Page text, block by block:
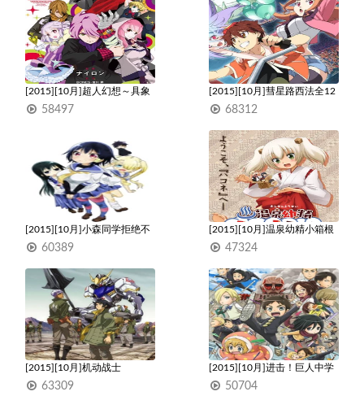
[2015][10月]超人幻想～具象
革命～全24集
58497
[2015][10月]彗星路西法全12
集
68312
[2015][10月]小森同学拒绝不
了！全12集
60389
[2015][10月]温泉幼精小箱根
全13集47324
[2015][10月]机动战士
GUNDAM铁血孤儿全50集
63309
[2015][10月]进击！巨人中学
全12集50704